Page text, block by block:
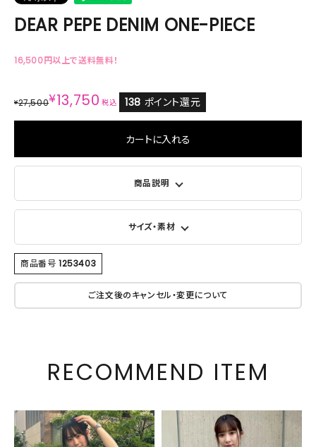
DEAR PEPE DENIM ONE-PIECE
16,500円以上で送料無料！
¥27,500¥13,750 税込 138 ポイント還元
カートに入れる
商品説明
サイズ・素材
商品番号 1253403
ご注文後のキャンセル・変更について
RECOMMEND ITEM